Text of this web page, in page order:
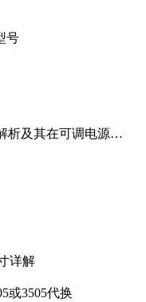
号
析及其在可调电源设
详解
或3505代换